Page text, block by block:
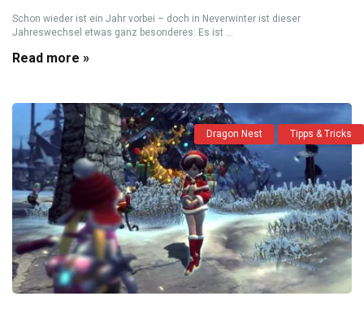
Schon wieder ist ein Jahr vorbei – doch in Neverwinter ist dieser
Jahreswechsel etwas ganz besonderes: Es ist ...
Read more »
Dragon Nest Tipps & Tricks